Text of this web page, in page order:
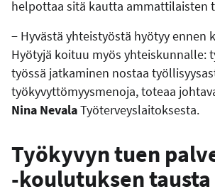
helpottaa sitä kautta ammattilaisten
− Hyvästä yhteistyöstä hyötyy ennen
Hyötyjä koituu myös yhteiskunnalle:
työssä jatkaminen nostaa
työkyvyttömyysmenoja, toteaa
Nina NevalaTyöterveyslaitoksesta.
Työkyvyn tuen
-koulutuksen tausta